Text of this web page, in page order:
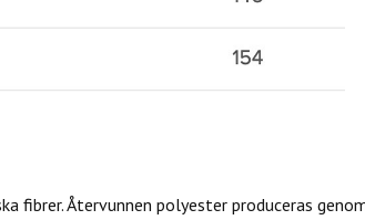
Återvunnen polyester produceras